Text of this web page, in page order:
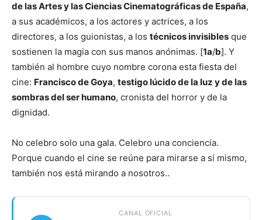
de las Artes y las Ciencias Cinematográficas de España,
a sus académicos, a los actores y actrices, a los
directores, a los guionistas, a los técnicos invisibles que
sostienen la magia con sus manos anónimas. [1a/b]. Y
también al hombre cuyo nombre corona esta fiesta del
cine: Francisco de Goya, testigo lúcido de la luz y de las
sombras del ser humano, cronista del horror y de la
dignidad.
No celebro solo una gala. Celebro una conciencia.
Porque cuando el cine se reúne para mirarse a sí mismo,
también nos está mirando a nosotros..
CANAL OFICIAL